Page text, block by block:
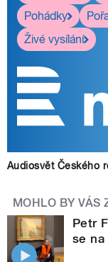
Pohádky
Živé vysílání
Audiosvět Českého
MOHLO BY VÁS
Petr
se